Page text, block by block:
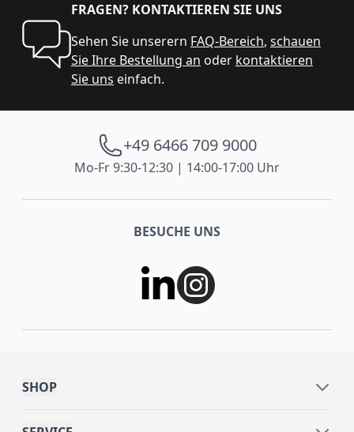
FRAGEN? KONTAKTIEREN SIE UNS
Sehen Sie unserern FAQ-Bereich, schauen
Sie Ihre Bestellung an oder kontaktieren
Sie uns einfach.
+49 6466 709 9000
Mo-Fr 9:30-12:30 | 14:00-17:00 Uhr
BESUCHE UNS
SHOP